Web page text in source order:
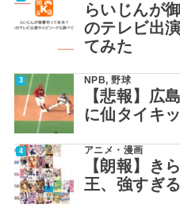
らいじんが
のテレビ出
てみた
NPB,野球
【悲報】広
に仙タイキ
アニメ・漫画
【朗報】き
王、強すぎ